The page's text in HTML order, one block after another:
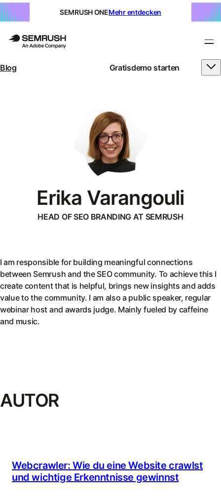
SEMRUSH ONEMehr entdecken
Blog Gratisdemo starten
Erika Varangouli
HEAD OF SEO BRANDING AT SEMRUSH
I am responsible for building meaningful connections
between Semrush and the SEO community. To achieve this I
create content that is helpful, brings new insights and adds
value to the community. I am also a public speaker, regular
webinar host and awards judge. Mainly fueled by caffeine
and music.
AUTOR
Webcrawler: Wie du eine Website crawlst
und wichtige Erkenntnisse gewinnst